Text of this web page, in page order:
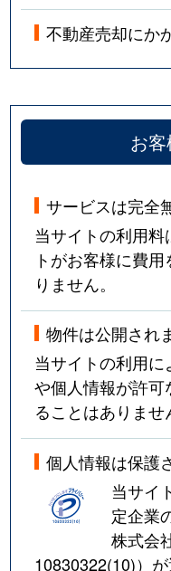
不動産売却にか
お
サービスは完全
当サイトの利用
トがお客様に費
りません。
物件は公開され
当サイトの利用
や個人情報が許
ることはありませ
個人情報は保護
当サイ
定企業
株式会
10830322(10)）